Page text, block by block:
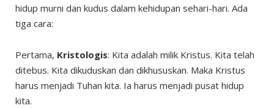
hidup murni dan kudus dalam kehidupan sehari-hari. Ada
tiga cara:
Pertama, Kristologis: Kita adalah milik Kristus. Kita telah
ditebus. Kita dikuduskan dan dikhususkan. Maka Kristus
harus menjadi Tuhan kita. Ia harus menjadi pusat hidup
kita.